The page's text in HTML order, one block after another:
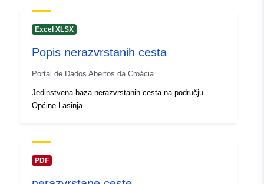
Excel XLSX
Popis nerazvrstanih cesta
Portal de Dados Abertos da Croácia
Jedinstvena baza nerazvrstanih cesta na području
Općine Lasinja
PDF